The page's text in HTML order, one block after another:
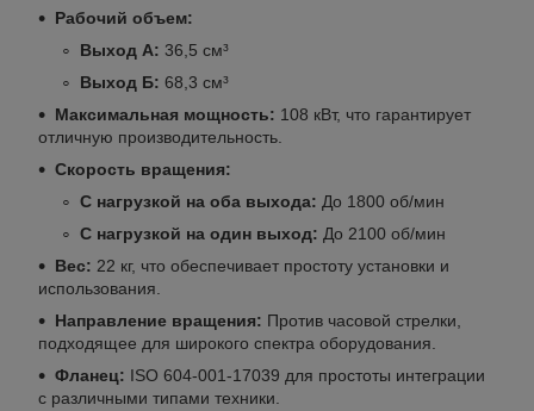
Рабочий объем:
Выход А: 36,5 см³
Выход Б: 68,3 см³
Максимальная мощность: 108 кВт, что гарантирует
отличную производительность.
Скорость вращения:
С нагрузкой на оба выхода: До 1800 об/мин
С нагрузкой на один выход: До 2100 об/мин
Вес: 22 кг, что обеспечивает простоту установки и
использования.
Направление вращения: Против часовой стрелки,
подходящее для широкого спектра оборудования.
Фланец: ISO 604-001-17039 для простоты интеграции
с различными типами техники.